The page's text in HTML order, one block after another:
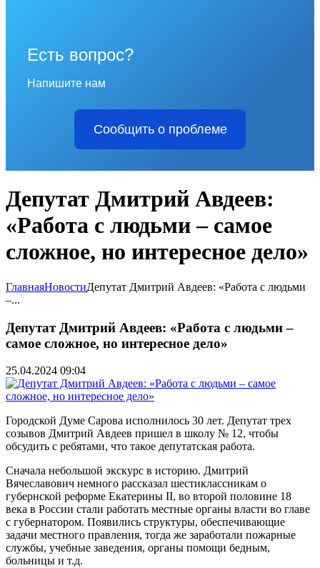
Есть вопрос?
Напишите нам
Сообщить о проблеме
Депутат Дмитрий Авдеев:
«Работа с людьми – самое
сложное, но интересное дело»
ГлавнаяНовостиДепутат Дмитрий Авдеев: «Работа с людьми
–...
Депутат Дмитрий Авдеев: «Работа с людьми –
самое сложное, но интересное дело»
25.04.2024 09:04
Городской Думе Сарова исполнилось 30 лет. Депутат трех
созывов Дмитрий Авдеев пришел в школу № 12, чтобы
обсудить с ребятами, что такое депутатская работа.
Сначала небольшой экскурс в историю. Дмитрий
Вячеславович немного рассказал шестиклассникам о
губернской реформе Екатерины II, во второй половине 18
века в России стали работать местные органы власти во главе
с губернатором. Появились структуры, обеспечивающие
задачи местного правления, тогда же заработали пожарные
службы, учебные заведения, органы помощи бедным,
больницы и т.д.